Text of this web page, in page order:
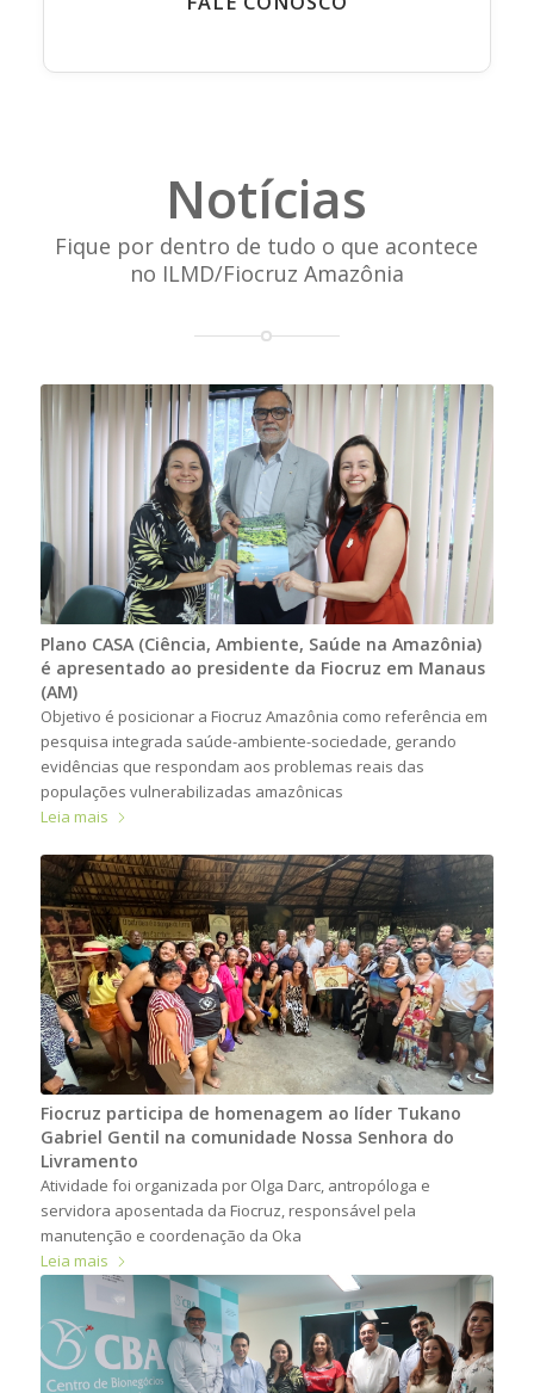
Notícias
Fique por dentro de tudo o que acontece
no ILMD/Fiocruz Amazônia
Plano CASA (Ciência, Ambiente, Saúde na Amazônia)
é apresentado ao presidente da Fiocruz em Manaus
(AM)
Objetivo é posicionar a Fiocruz Amazônia como referência em
pesquisa integrada saúde-ambiente-sociedade, gerando
evidências que respondam aos problemas reais das
populações vulnerabilizadas amazônicas
Leia mais
Fiocruz participa de homenagem ao líder Tukano
Gabriel Gentil na comunidade Nossa Senhora do
Livramento
Atividade foi organizada por Olga Darc, antropóloga e
servidora aposentada da Fiocruz, responsável pela
manutenção e coordenação da Oka
Leia mais